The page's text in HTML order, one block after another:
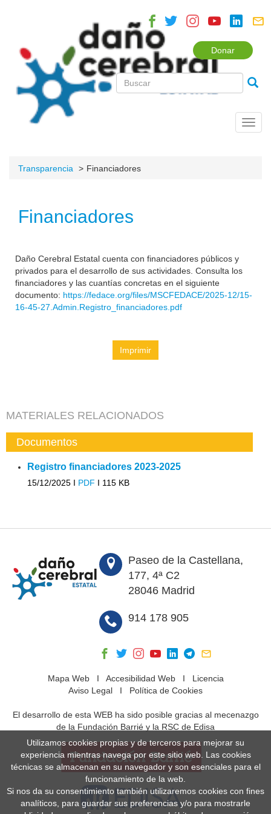
Donar
Transparencia Financiadores
Financiadores
Daño Cerebral Estatal cuenta con financiadores públicos y
privados para el desarrollo de sus actividades. Consulta los
financiadores y las cuantías concretas en el siguiente
documento: https://fedace.org/files/MSCFEDACE/2025-12/15-
16-45-27.Admin.Registro_financiadores.pdf
Imprimir
MATERIALES RELACIONADOS
Documentos
Registro financiadores 2023-2025
15/12/2025 I PDF I 115 KB
Paseo de la Castellana,
177, 4ª C2
28046 Madrid
914 178 905
Mapa WebI Accesibilidad WebI Licencia
Aviso Legal I Política de Cookies
El desarrollo de esta WEB ha sido posible gracias al mecenazgo
de la Fundación Barrié y la RSC de Edisa
Utilizamos cookies propias y de terceros para mejorar su
experiencia mientras navega por este sitio web. Las cookies
técnicas se almacenan en su navegador y son esenciales para el
funcionamiento de la web.
Si nos da su consentimiento también utilizaremos cookies con fines
analíticos, para guardar sus preferencias y/o para mostrarle